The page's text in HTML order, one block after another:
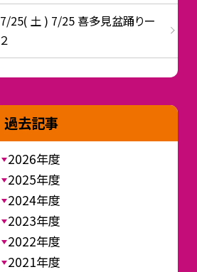
7/25( 土 ) 7/25 喜多見盆踊りー
２
過去記事
2026年度
2025年度
2024年度
2023年度
2022年度
2021年度